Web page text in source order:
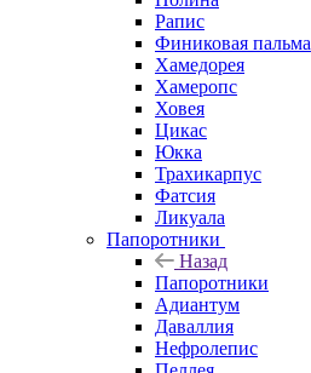
Рапис
Финиковая пальма
Хамедорея
Хамеропс
Ховея
Цикас
Юкка
Трахикарпус
Фатсия
Ликуала
Папоротники
Назад
Папоротники
Адиантум
Даваллия
Нефролепис